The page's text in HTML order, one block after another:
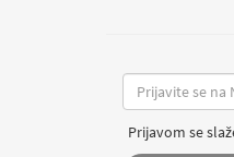
Prijavom se